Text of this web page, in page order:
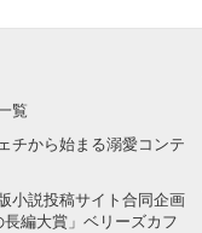
覧
チから始まる溺愛コンテ
小説投稿サイト合同企画
長編大賞」ベリーズカフ